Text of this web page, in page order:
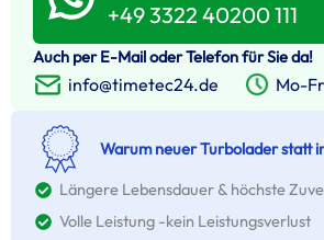
+49 3322 40200 111
Auch per E-Mail oder Telefon für Sie da!
info@timetec24.de Mo-
Warum neuer Turbolader statt
Längere Lebensdauer & höchste
Volle Leistung -kein Leistungsverlust